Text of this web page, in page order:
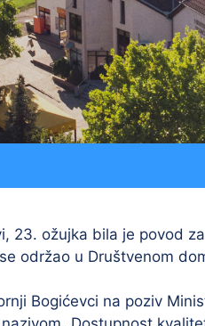
ugovora
glasnik
LU
ŠK
23. ožujka bila je povod
održao u Društvenom
Bogićevci na poziv